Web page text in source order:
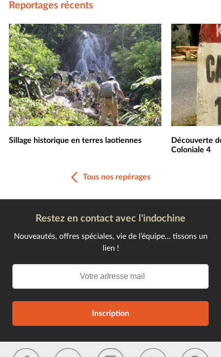
Reportages récents
Sillage historique en terres laotiennes
Découverte
Coloniale 4
Tous nos repérages
Restez en contact avec l'indochine
Nouveautés, offres spéciales, vie de l’équipe... tissons un
lien !
Inscription